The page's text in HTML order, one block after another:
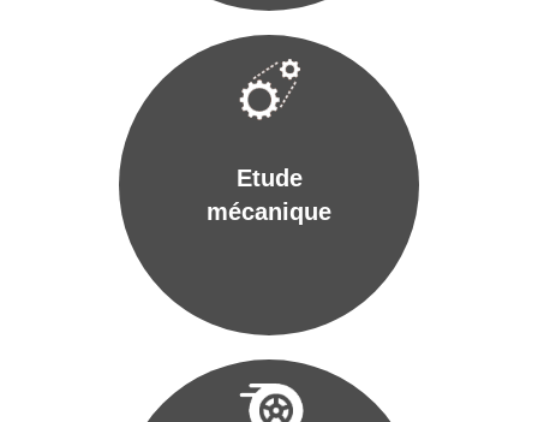
Etude
mécanique